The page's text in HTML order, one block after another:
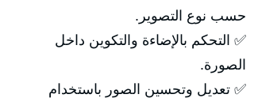
حسب نوع التصوير.
✅ التحكم بالإضاءة والتكوين داخل
الصورة.
✅ تعديل وتحسين الصور باستخدام